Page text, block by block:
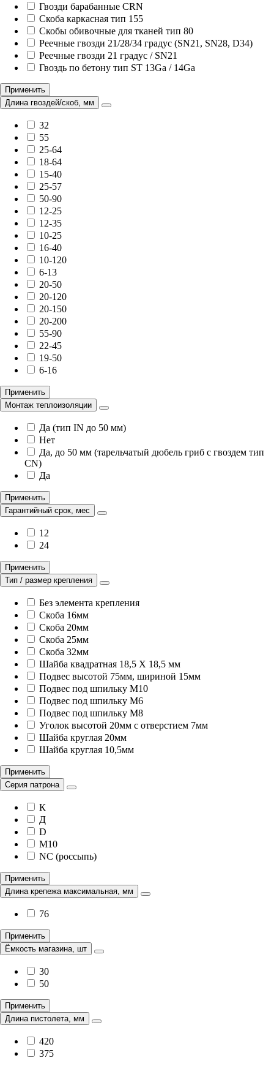
Гвозди барабанные CRN
Скоба каркасная тип 155
Скобы обивочные для тканей тип 80
Реечные гвозди 21/28/34 градус (SN21, SN28, D34)
Реечные гвозди 21 градус / SN21
Гвоздь по бетону тип ST 13Ga / 14Ga
Применить
Длина гвоздей/скоб, мм
32
55
25-64
18-64
15-40
25-57
50-90
12-25
12-35
10-25
16-40
10-120
6-13
20-50
20-120
20-150
20-200
55-90
22-45
19-50
6-16
Применить
Монтаж теплоизоляции
Да (тип IN до 50 мм)
Нет
Да, до 50 мм (тарельчатый дюбель гриб с гвоздем тип
CN)
Да
Применить
Гарантийный срок, мес
12
24
Применить
Тип / размер крепления
Без элемента крепления
Скоба 16мм
Скоба 20мм
Скоба 25мм
Скоба 32мм
Шайба квадратная 18,5 X 18,5 мм
Подвес высотой 75мм, шириной 15мм
Подвес под шпильку M10
Подвес под шпильку M6
Подвес под шпильку M8
Уголок высотой 20мм с отверстием 7мм
Шайба круглая 20мм
Шайба круглая 10,5мм
Применить
Серия патрона
К
Д
D
M10
NC (россыпь)
Применить
Длина крепежа максимальная, мм
76
Применить
Ёмкость магазина, шт
30
50
Применить
Длина пистолета, мм
420
375